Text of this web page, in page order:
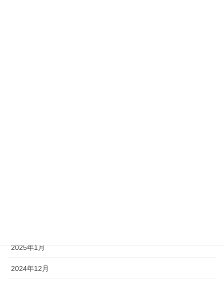
2025年1月
2024年12月